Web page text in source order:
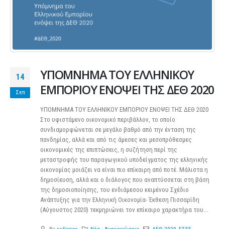
14
Σεπ
ΥΠΟΜΝΗΜΑ ΤΟΥ ΕΛΛΗΝΙΚΟΥ
ΕΜΠΟΡΙΟΥ ΕΝΟΨΕΙ ΤΗΣ ΔΕΘ 2020
ΥΠΟΜΝΗΜΑ ΤΟΥ ΕΛΛΗΝΙΚΟΥ ΕΜΠΟΡΙΟΥ ΕΝΟΨΕΙ ΤΗΣ ΔΕΘ 2020
Στο υφιστάμενο οικονομικό περιβάλλον, το οποίο
συνδιαμορφώνεται σε μεγάλο βαθμό από την ένταση της
πανδημίας, αλλά και από τις άμεσες και μεσοπρόθεσμες
οικονομικές της επιπτώσεις, η συζήτηση περί της
μεταστροφής του παραγωγικού υποδείγματος της ελληνικής
οικονομίας μοιάζει να είναι πιο επίκαιρη από ποτέ. Μάλιστα η
δημοσίευση, αλλά και ο διάλογος που αναπτύσσεται στη βάση
της δημοσιοποίησης, του ενδιάμεσου κειμένου Σχέδιο
Ανάπτυξης για την Ελληνική Οικονομία- Έκθεση Πισσαρίδη
(Αύγουστος 2020) τεκμηριώνει τον επίκαιρο χαρακτήρα του...